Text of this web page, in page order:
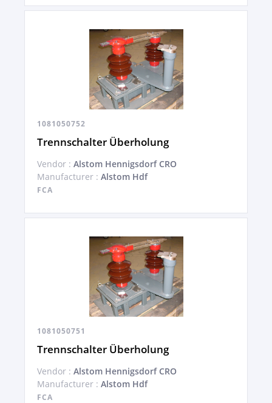
1081050752
Trennschalter Überholung
Vendor : Alstom Hennigsdorf CRO
Manufacturer : Alstom Hdf
FCA
1081050751
Trennschalter Überholung
Vendor : Alstom Hennigsdorf CRO
Manufacturer : Alstom Hdf
FCA